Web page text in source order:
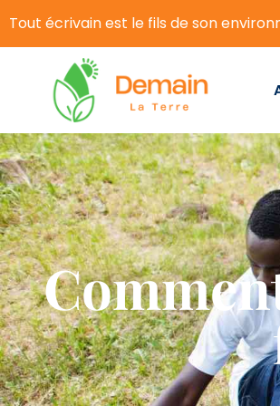
Tout écrivain est le fils de son